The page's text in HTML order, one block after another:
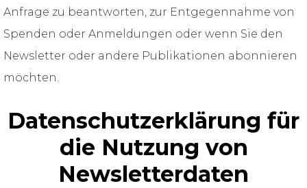
Anfrage zu beantworten, zur Entgegennahme von
Spenden oder Anmeldungen oder wenn Sie den
Newsletter oder andere Publikationen abonnieren
möchten.
Datenschutzerklärung für
die Nutzung von
Newsletterdaten